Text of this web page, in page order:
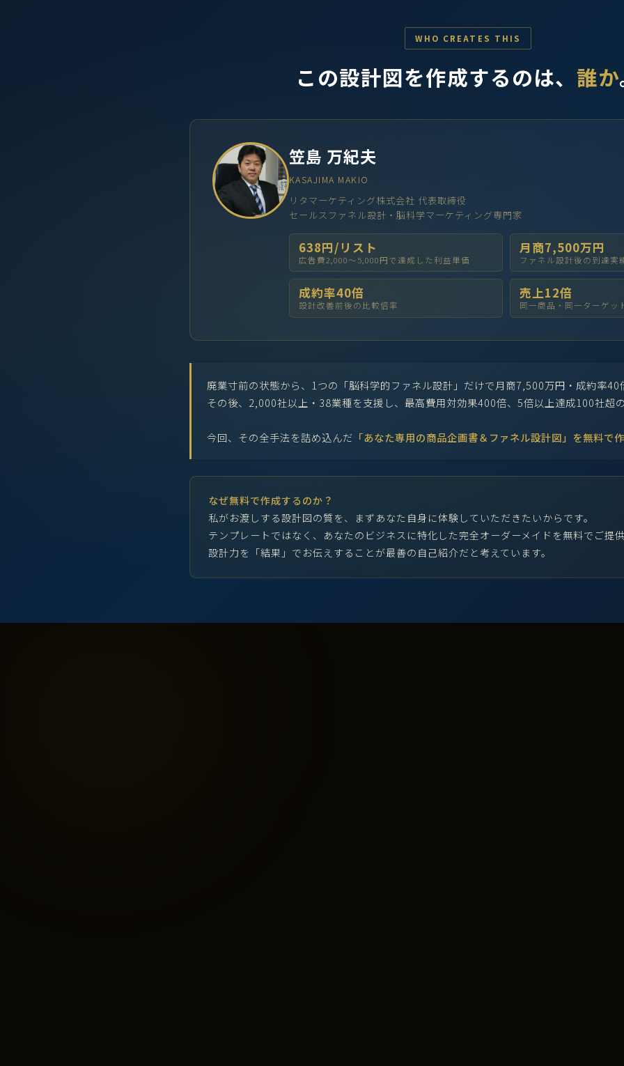
WHO CREATES THIS
この設計図を作成するのは、 誰か
笠島 万紀夫
KASAJIMA MAKIO
リタマーケティング株式会社 代表取締役
セールスファネル設計・脳科学マーケティング専門家
638円/リスト
広告費2,000〜5,000円で達成した利益単価
月商7,500万円
ファネル設計後の到達実
成約率40倍
設計改善前後の比較倍率
売上12倍
同一商品・同一ターゲッ
廃業寸前の状態から、1つの「脳科学的ファネル設計」だけで月商7,500万円・成約率
その後、2,000社以上・38業種を支援し、最高費用対効果400倍、5倍以上達成100社超
今回、その全手法を詰め込んだ 「あなた専用の商品企画書＆ファネル設計図」を無料で
なぜ無料で作成するのか？
私がお渡しする設計図の質を、まずあなた自身に体験していただきたいからです。
テンプレートではなく、あなたのビジネスに特化した完全オーダーメイドを無料でご提
設計力を「結果」でお伝えすることが最善の自己紹介だと考えています。